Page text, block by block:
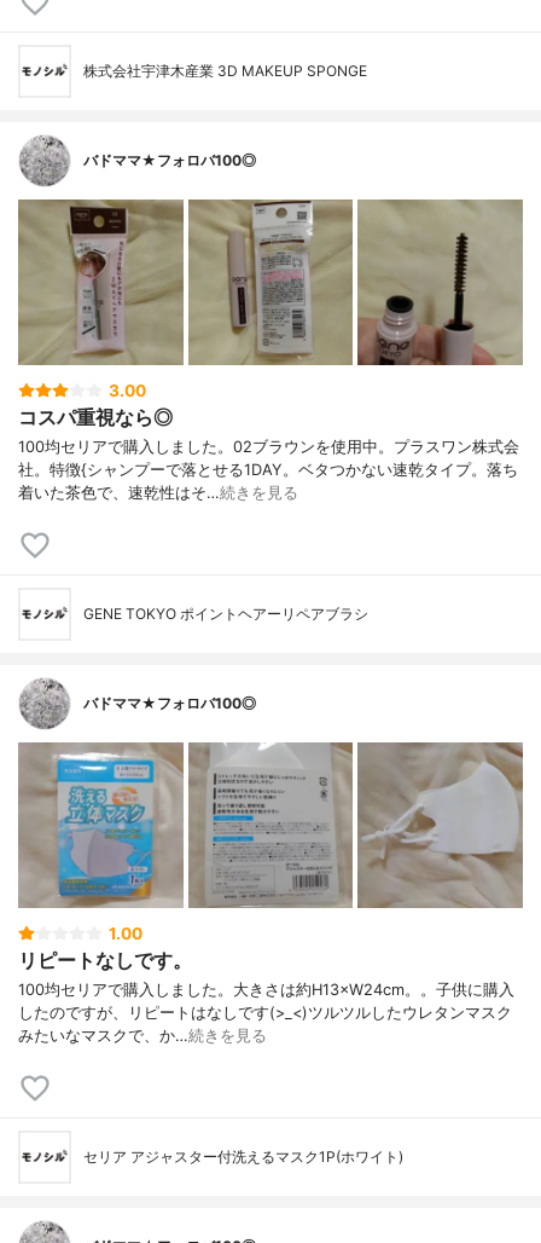
株式会社宇津木産業 3D MAKEUP SPONGE
バドママ★フォロバ100◎
3.00
コスパ重視なら◎
100均セリアで購入しました。02ブラウンを使用中。プラスワン株式会
社。特徴{シャンプーで落とせる1DAY。ベタつかない速乾タイプ。落ち
着いた茶色で、速乾性はそ…続きを見る
GENE TOKYO ポイントヘアーリペアブラシ
バドママ★フォロバ100◎
1.00
リピートなしです。
100均セリアで購入しました。大きさは約H13×W24cm。。子供に購入
したのですが、リピートはなしです(>_<)ツルツルしたウレタンマスク
みたいなマスクで、か…続きを見る
セリア アジャスター付洗えるマスク1P(ホワイト)